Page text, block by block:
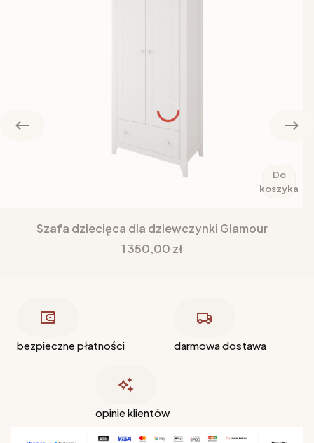
Do
koszyka
Szafa dziecięca dla dziewczynki Glamour
Cena
1 350,00 zł
bezpieczne płatności darmowa dostawa
opinie klientów